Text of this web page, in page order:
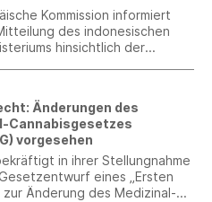
Kommission informiert
des indonesischen
hinsichtlich der
Januar 2026.
Änderungen des
Cannabisgesetzes
vorgesehen
in ihrer Stellungnahme
eines „Ersten
Änderung des Medizinal-